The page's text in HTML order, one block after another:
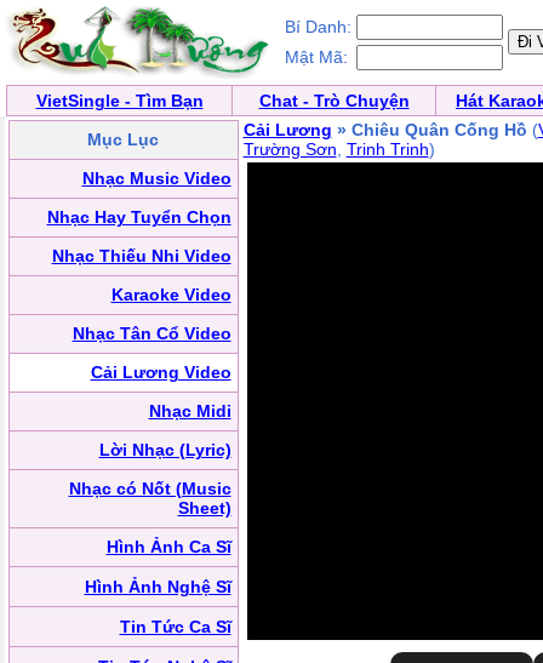
Bí Danh:
Mật Mã:
VietSingle - Tìm Bạn Chat - Trò Chuyện
Hát
Mục Lục
Nhạc Music Video
Nhạc Hay Tuyển Chọn
Nhạc Thiếu Nhi Video
Karaoke Video
Nhạc Tân Cổ Video
Cải Lương Video
Nhạc Midi
Lời Nhạc (Lyric)
Nhạc có Nốt (Music
Sheet)
Hình Ảnh Ca Sĩ
Hình Ảnh Nghệ Sĩ
Tin Tức Ca Sĩ
Cải Lương » Chiêu Quân Cống Hồ (
Trường Sơn Trinh Trinh)